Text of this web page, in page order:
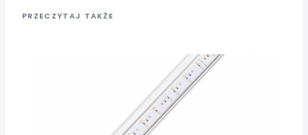
PRZECZYTAJ TAKŻE